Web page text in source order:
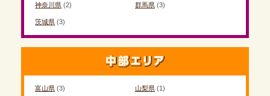
神奈川県 (2) 群馬県(3)
茨城県 (3)
富山県 (3) 山梨県(1)